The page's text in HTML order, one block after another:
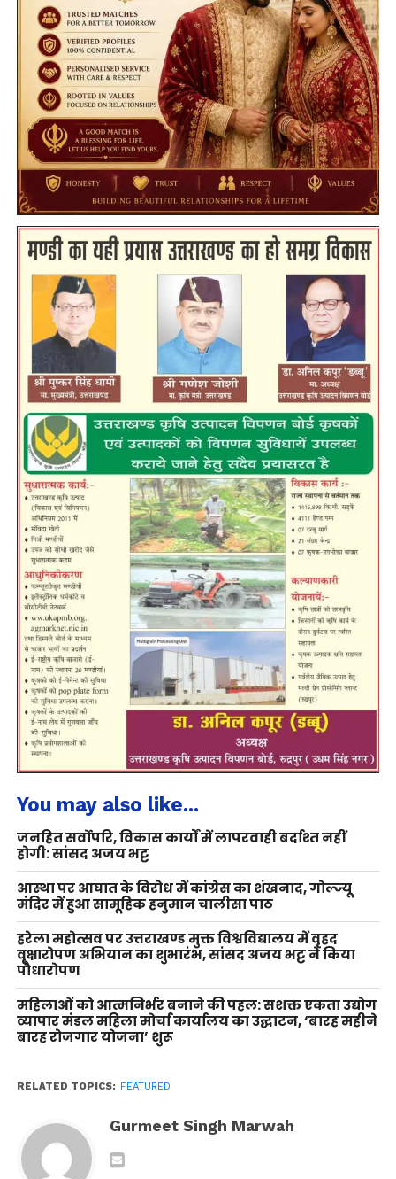
You may also like...
जनहित सर्वोपरि, विकास कार्यों में लापरवाही बर्दाश्त नहीं
होगी: सांसद अजय भट्ट
आस्था पर आघात के विरोध में कांग्रेस का शंखनाद, गोल्ज्यू
मंदिर में हुआ सामूहिक हनुमान चालीसा पाठ
हरेला महोत्सव पर उत्तराखण्ड मुक्त विश्वविद्यालय में वृहद
वृक्षारोपण अभियान का शुभारंभ, सांसद अजय भट्ट ने किया
पौधारोपण
महिलाओं को आत्मनिर्भर बनाने की पहल: सशक्त एकता उद्योग
व्यापार मंडल महिला मोर्चा कार्यालय का उद्घाटन, ‘बारह महीने
बारह रोजगार योजना’ शुरू
RELATED TOPICS: FEATURED
Gurmeet Singh Marwah